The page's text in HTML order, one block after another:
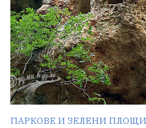
ПАРКОВЕ И ЗЕЛЕНИ ПЛОЩИ